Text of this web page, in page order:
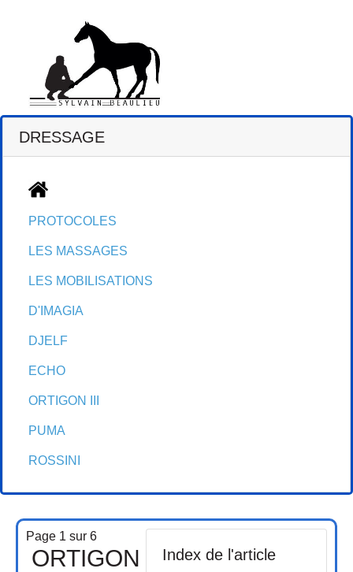
DRESSAGE
ACCUEIL
PROTOCOLES
LES MASSAGES
LES MOBILISATIONS
D'IMAGIA
DJELF
ECHO
ORTIGON III
PUMA
ROSSINI
Index de l'article
Page 1 sur 6
ORTIGON